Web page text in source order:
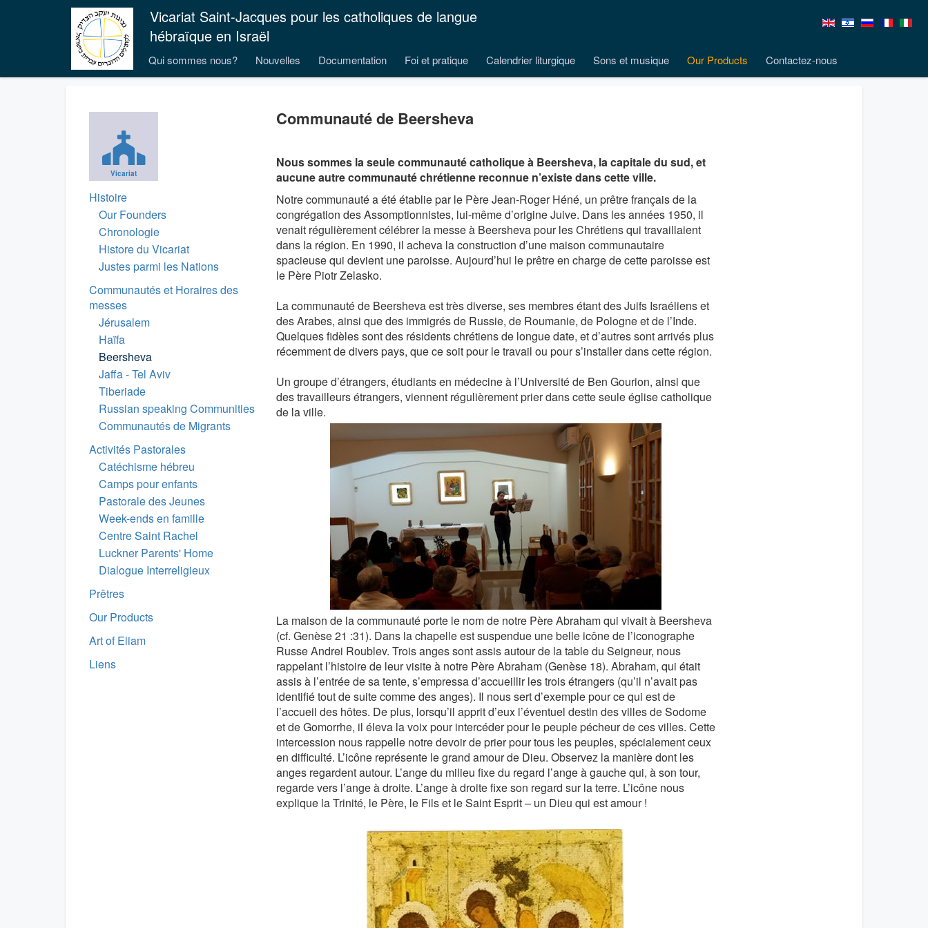
Vicariat Saint-Jacques pour les catholiques de langue
hébraïque en Israël
Qui sommes nous? Nouvelles Documentation Foi et pratique Calendrier liturgique Sons et musique Our Products Contactez-nous
Vicariat
Histoire
Our Founders
Chronologie
Histore du Vicariat
Justes parmi les Nations
Communautés et Horaires des
messes
Jérusalem
Haïfa
Beersheva
Jaffa - Tel Aviv
Tiberiade
Russian speaking Communities
Communautés de Migrants
Activités Pastorales
Catéchisme hébreu
Camps pour enfants
Pastorale des Jeunes
Week-ends en famille
Centre Saint Rachel
Luckner Parents' Home
Dialogue Interreligieux
Prêtres
Our Products
Art of Eliam
Liens
Communauté de Beersheva
Nous sommes la seule communauté catholique à Beersheva, la capitale du sud, et
aucune autre communauté chrétienne reconnue n’existe dans cette ville.
Notre communauté a été établie par le Père Jean-Roger Héné, un prêtre français de la
congrégation des Assomptionnistes, lui-même d’origine Juive. Dans les années 1950, il
venait régulièrement célébrer la messe à Beersheva pour les Chrétiens qui travaillaient
dans la région. En 1990, il acheva la construction d’une maison communautaire
spacieuse qui devient une paroisse. Aujourd’hui le prêtre en charge de cette paroisse est
le Père Piotr Zelasko.
La communauté de Beersheva est très diverse, ses membres étant des Juifs Israéliens et
des Arabes, ainsi que des immigrés de Russie, de Roumanie, de Pologne et de l’Inde.
Quelques fidèles sont des résidents chrétiens de longue date, et d’autres sont arrivés plus
récemment de divers pays, que ce soit pour le travail ou pour s’installer dans cette région.
Un groupe d’étrangers, étudiants en médecine à l’Université de Ben Gourion, ainsi que
des travailleurs étrangers, viennent régulièrement prier dans cette seule église catholique
de la ville.
La maison de la communauté porte le nom de notre Père Abraham qui vivait à Beersheva
(cf. Genèse 21 :31). Dans la chapelle est suspendue une belle icône de l’iconographe
Russe Andrei Roublev. Trois anges sont assis autour de la table du Seigneur, nous
rappelant l’histoire de leur visite à notre Père Abraham (Genèse 18). Abraham, qui était
assis à l’entrée de sa tente, s’empressa d’accueillir les trois étrangers (qu’il n’avait pas
identifié tout de suite comme des anges). Il nous sert d’exemple pour ce qui est de
l’accueil des hôtes. De plus, lorsqu’il apprit d’eux l’éventuel destin des villes de Sodome
et de Gomorrhe, il éleva la voix pour intercéder pour le peuple pécheur de ces villes. Cette
intercession nous rappelle notre devoir de prier pour tous les peuples, spécialement ceux
en difficulté. L’icône représente le grand amour de Dieu. Observez la manière dont les
anges regardent autour. L’ange du milieu fixe du regard l’ange à gauche qui, à son tour,
regarde vers l’ange à droite. L’ange à droite fixe son regard sur la terre. L’icône nous
explique la Trinité, le Père, le Fils et le Saint Esprit – un Dieu qui est amour !